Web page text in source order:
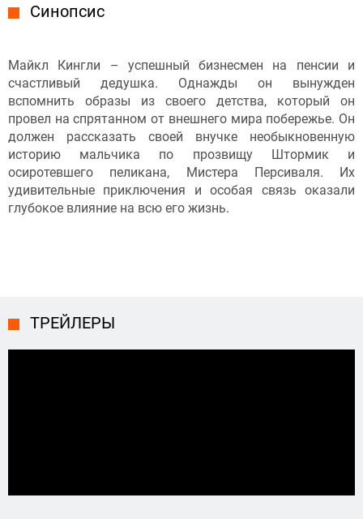
Синопсис
Майкл Кингли – успешный бизнесмен на пенсии и
счастливый дедушка. Однажды он вынужден
вспомнить образы из своего детства, который он
провел на спрятанном от внешнего мира побережье. Он
должен рассказать своей внучке необыкновенную
историю мальчика по прозвищу Штормик и
осиротевшего пеликана, Мистера Персиваля. Их
удивительные приключения и особая связь оказали
глубокое влияние на всю его жизнь.
ТРЕЙЛЕРЫ